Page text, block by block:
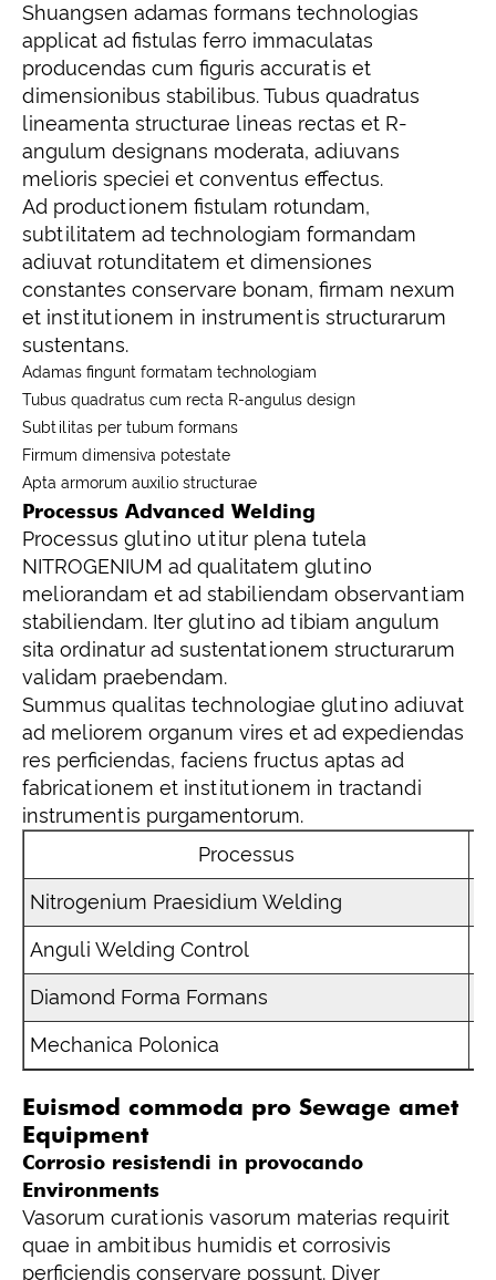
Shuangsen adamas formans technologias
applicat ad fistulas ferro immaculatas
producendas cum figuris accuratis et
dimensionibus stabilibus. Tubus quadratus
lineamenta structurae lineas rectas et R-
angulum designans moderata, adiuvans
melioris speciei et conventus effectus.
Ad productionem fistulam rotundam,
subtilitatem ad technologiam formandam
adiuvat rotunditatem et dimensiones
constantes conservare bonam, firmam nexum
et institutionem in instrumentis structurarum
sustentans.
Adamas fingunt formatam technologiam
Tubus quadratus cum recta R-angulus design
Subtilitas per tubum formans
Firmum dimensiva potestate
Apta armorum auxilio structurae
Processus Advanced Welding
Processus glutino utitur plena tutela
NITROGENIUM ad qualitatem glutino
meliorandam et ad stabiliendam observantiam
stabiliendam. Iter glutino ad tibiam angulum
sita ordinatur ad sustentationem structurarum
validam praebendam.
Summus qualitas technologiae glutino adiuvat
ad meliorem organum vires et ad expediendas
res perficiendas, faciens fructus aptas ad
fabricationem et institutionem in tractandi
instrumentis purgamentorum.
Processus
Nitrogenium Praesidium Welding
Anguli Welding Control
Diamond Forma Formans
Mechanica Polonica
Euismod commoda pro Sewage amet
Equipment
Corrosio resistendi in provocando
Environments
Vasorum curationis vasorum materias requirit
quae in ambitibus humidis et corrosivis
perficiendis conservare possunt. Diver